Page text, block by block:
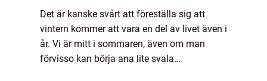
Det är kanske svårt att föreställa sig att
vintern kommer att vara en del av livet även i
år. Vi är mitt i sommaren, även om man
förvisso kan börja ana lite svala